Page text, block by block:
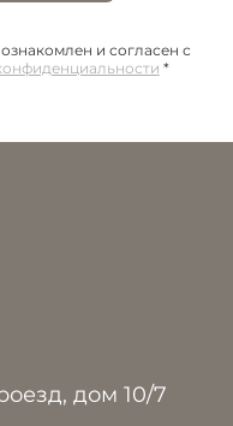
и согласен с
*
дом 10/7